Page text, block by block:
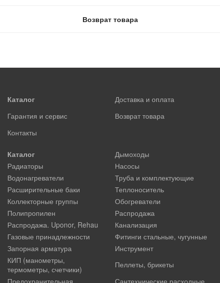
Возврат товара
Каталог
Доставка и оплата
Гарантия и сервис
Возврат товара
Контакты
Каталог
Дымоходы
Радиаторы
Насосы
Водонагреватели
Труба и комплектующие
Расширительные баки
Теплоноситель
Коллекторные группы
Обогреватели
Полипропилен
Распродажа
Распродажа. Uponor, Rehau
Канализация
Газовые принадлежности
Фитинги стальные, чугунные
Запорная арматура
Инструмент
КИП (манометры,
термометры, счетчики)
Пеллеты, брикеты
Предохранительная
Сантехнические расходные